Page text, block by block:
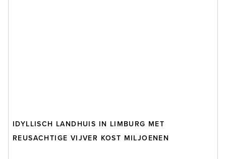
IDYLLISCH LANDHUIS IN LIMBURG MET
REUSACHTIGE VIJVER KOST MILJOENEN